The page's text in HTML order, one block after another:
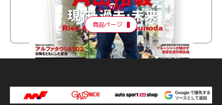
2,100円
商品ページ